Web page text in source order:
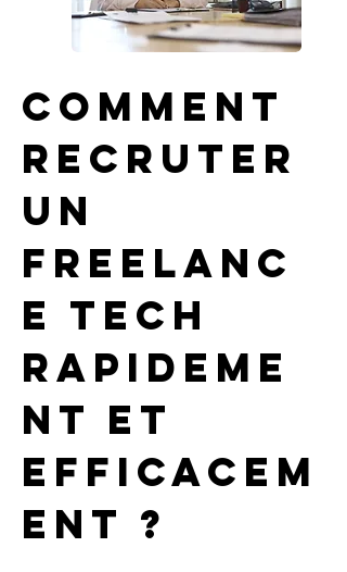
Comment
recruter
un
freelanc
e tech
rapideme
nt et
efficacem
ent ?